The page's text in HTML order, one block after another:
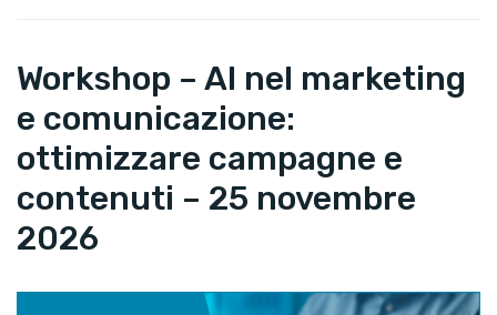
Workshop – AI nel marketing
e comunicazione:
ottimizzare campagne e
contenuti – 25 novembre
2026